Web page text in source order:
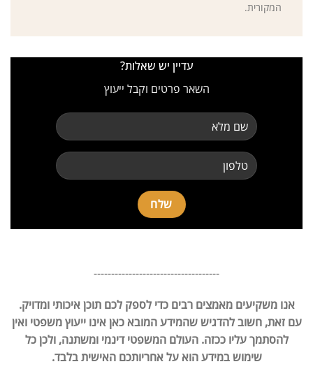
המקורית.
עדיין יש שאלות?
השאר פרטים וקבל ייעוץ
------------------------------------
אנו משקיעים מאמצים רבים כדי לספק לכם תוכן איכותי ומדויק.
עם זאת, חשוב להדגיש שהמידע המובא כאן אינו ייעוץ משפטי ואין
להסתמך עליו ככזה. העולם המשפטי דינמי ומשתנה, ולכן כל
שימוש במידע הוא על אחריותכם האישית בלבד.